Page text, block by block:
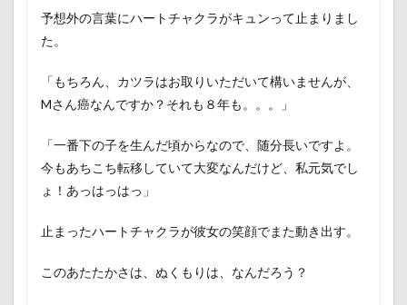
予想外の言葉にハートチャクラがキュンって止まりまし
た。
「もちろん、カツラはお取りいただいて構いませんが、
Mさん癌なんですか？それも８年も。。。」
「一番下の子を生んだ頃からなので、随分長いですよ。
今もあちこち転移していて大変なんだけど、私元気でし
ょ！あっはっはっ」
止まったハートチャクラが彼女の笑顔でまた動き出す。
このあたたかさは、ぬくもりは、なんだろう？